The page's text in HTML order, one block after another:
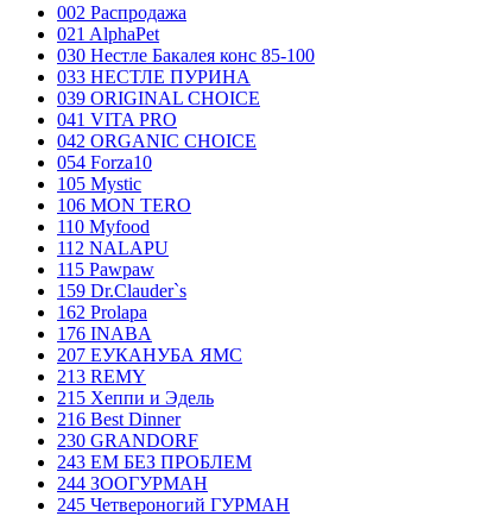
002 Распродажа
021 AlphaPet
030 Нестле Бакалея конc 85-100
033 НЕСТЛЕ ПУРИНА
039 ORIGINAL CHOICE
041 VITA PRO
042 ORGANIC CHOICE
054 Forza10
105 Mystic
106 MON TERO
110 Myfood
112 NALAPU
115 Pawpaw
159 Dr.Clauder`s
162 Prolapa
176 INABA
207 ЕУКАНУБА ЯМС
213 REMY
215 Хеппи и Эдель
216 Best Dinner
230 GRANDORF
243 ЕМ БЕЗ ПРОБЛЕМ
244 ЗООГУРМАН
245 Четвероногий ГУРМАН